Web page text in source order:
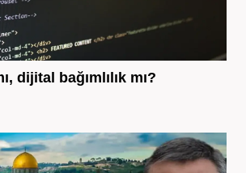
dijital bağımlılık mı?